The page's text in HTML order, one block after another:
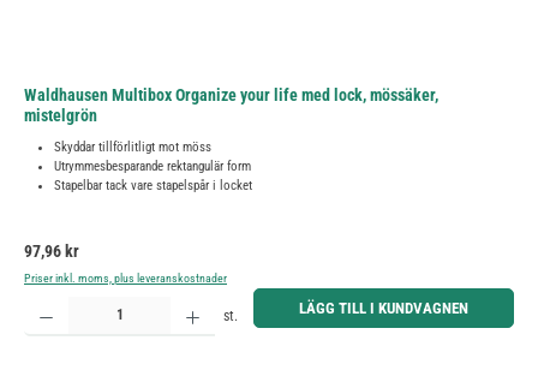
Waldhausen Multibox Organize your life med lock, mössäker,
mistelgrön
Skyddar tillförlitligt mot möss
Utrymmesbesparande rektangulär form
Stapelbar tack vare stapelspår i locket
Ordinarie pris:
97,96 kr
Priser inkl. moms, plus leveranskostnader
Produktkvantitet: Ange önskat belopp eller använd knapparna för att öka eller minska kvantiteten.
st. LÄGG TILL I KUNDVAGNEN